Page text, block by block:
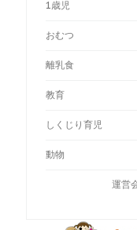
1歳児
おむつ
離乳食
教育
しくじり育児
動物
運営